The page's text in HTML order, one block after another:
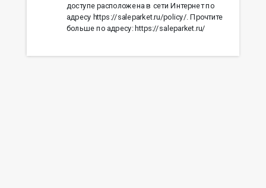
доступе расположена в сети Интернет по
адресу https://saleparket.ru/policy/. Прочтите
больше по адресу: https://saleparket.ru/